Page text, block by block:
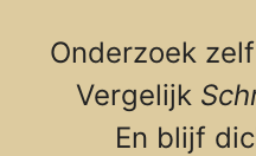
Onderzoek
Vergelijk
En blijf